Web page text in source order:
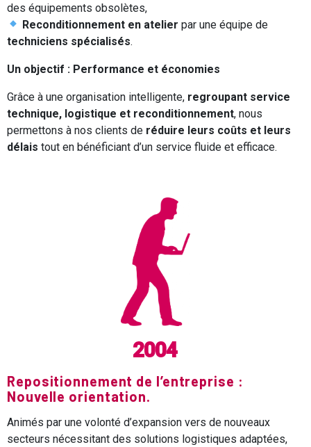
des équipements obsolètes,
Reconditionnement en atelier par une équipe de
techniciens spécialisés.
Un objectif : Performance et économies
Grâce à une organisation intelligente, regroupant service
technique, logistique et reconditionnement, nous
permettons à nos clients de réduire leurs coûts et leurs
délais tout en bénéficiant d’un service fluide et efficace.
2004
Repositionnement de l’entreprise :
Nouvelle orientation.
Animés par une volonté d’expansion vers de nouveaux
secteurs nécessitant des solutions logistiques adaptées,